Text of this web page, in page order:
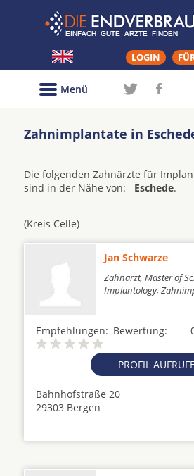
LOGIN
Menü
Zahnimplantate in
Die folgenden Zahnärzte für
sind in der Nähe von: Eschede.
(Kreis Celle)
Jan Schwarze
Zahnarzt, Master of
Implantology,
Empfehlungen: Bewertung:
PROFIL
Bahnhofstraße 20
29303 Bergen